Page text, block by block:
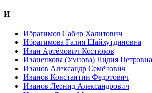
И
Ибрагимов Сабир Халитович
Ибрагимова Галия Шайхутдиновна
Иван Артёмович Костюков
Иваненкова (Умнова) Лидия Петровна
Иванов Александр Семёнович
Иванов Константин Федотович
Иванов Леонид Александрович